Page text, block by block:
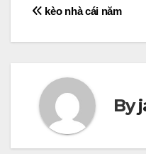
Điều
hướng
bài
viết
kèo nhà cái năm
By